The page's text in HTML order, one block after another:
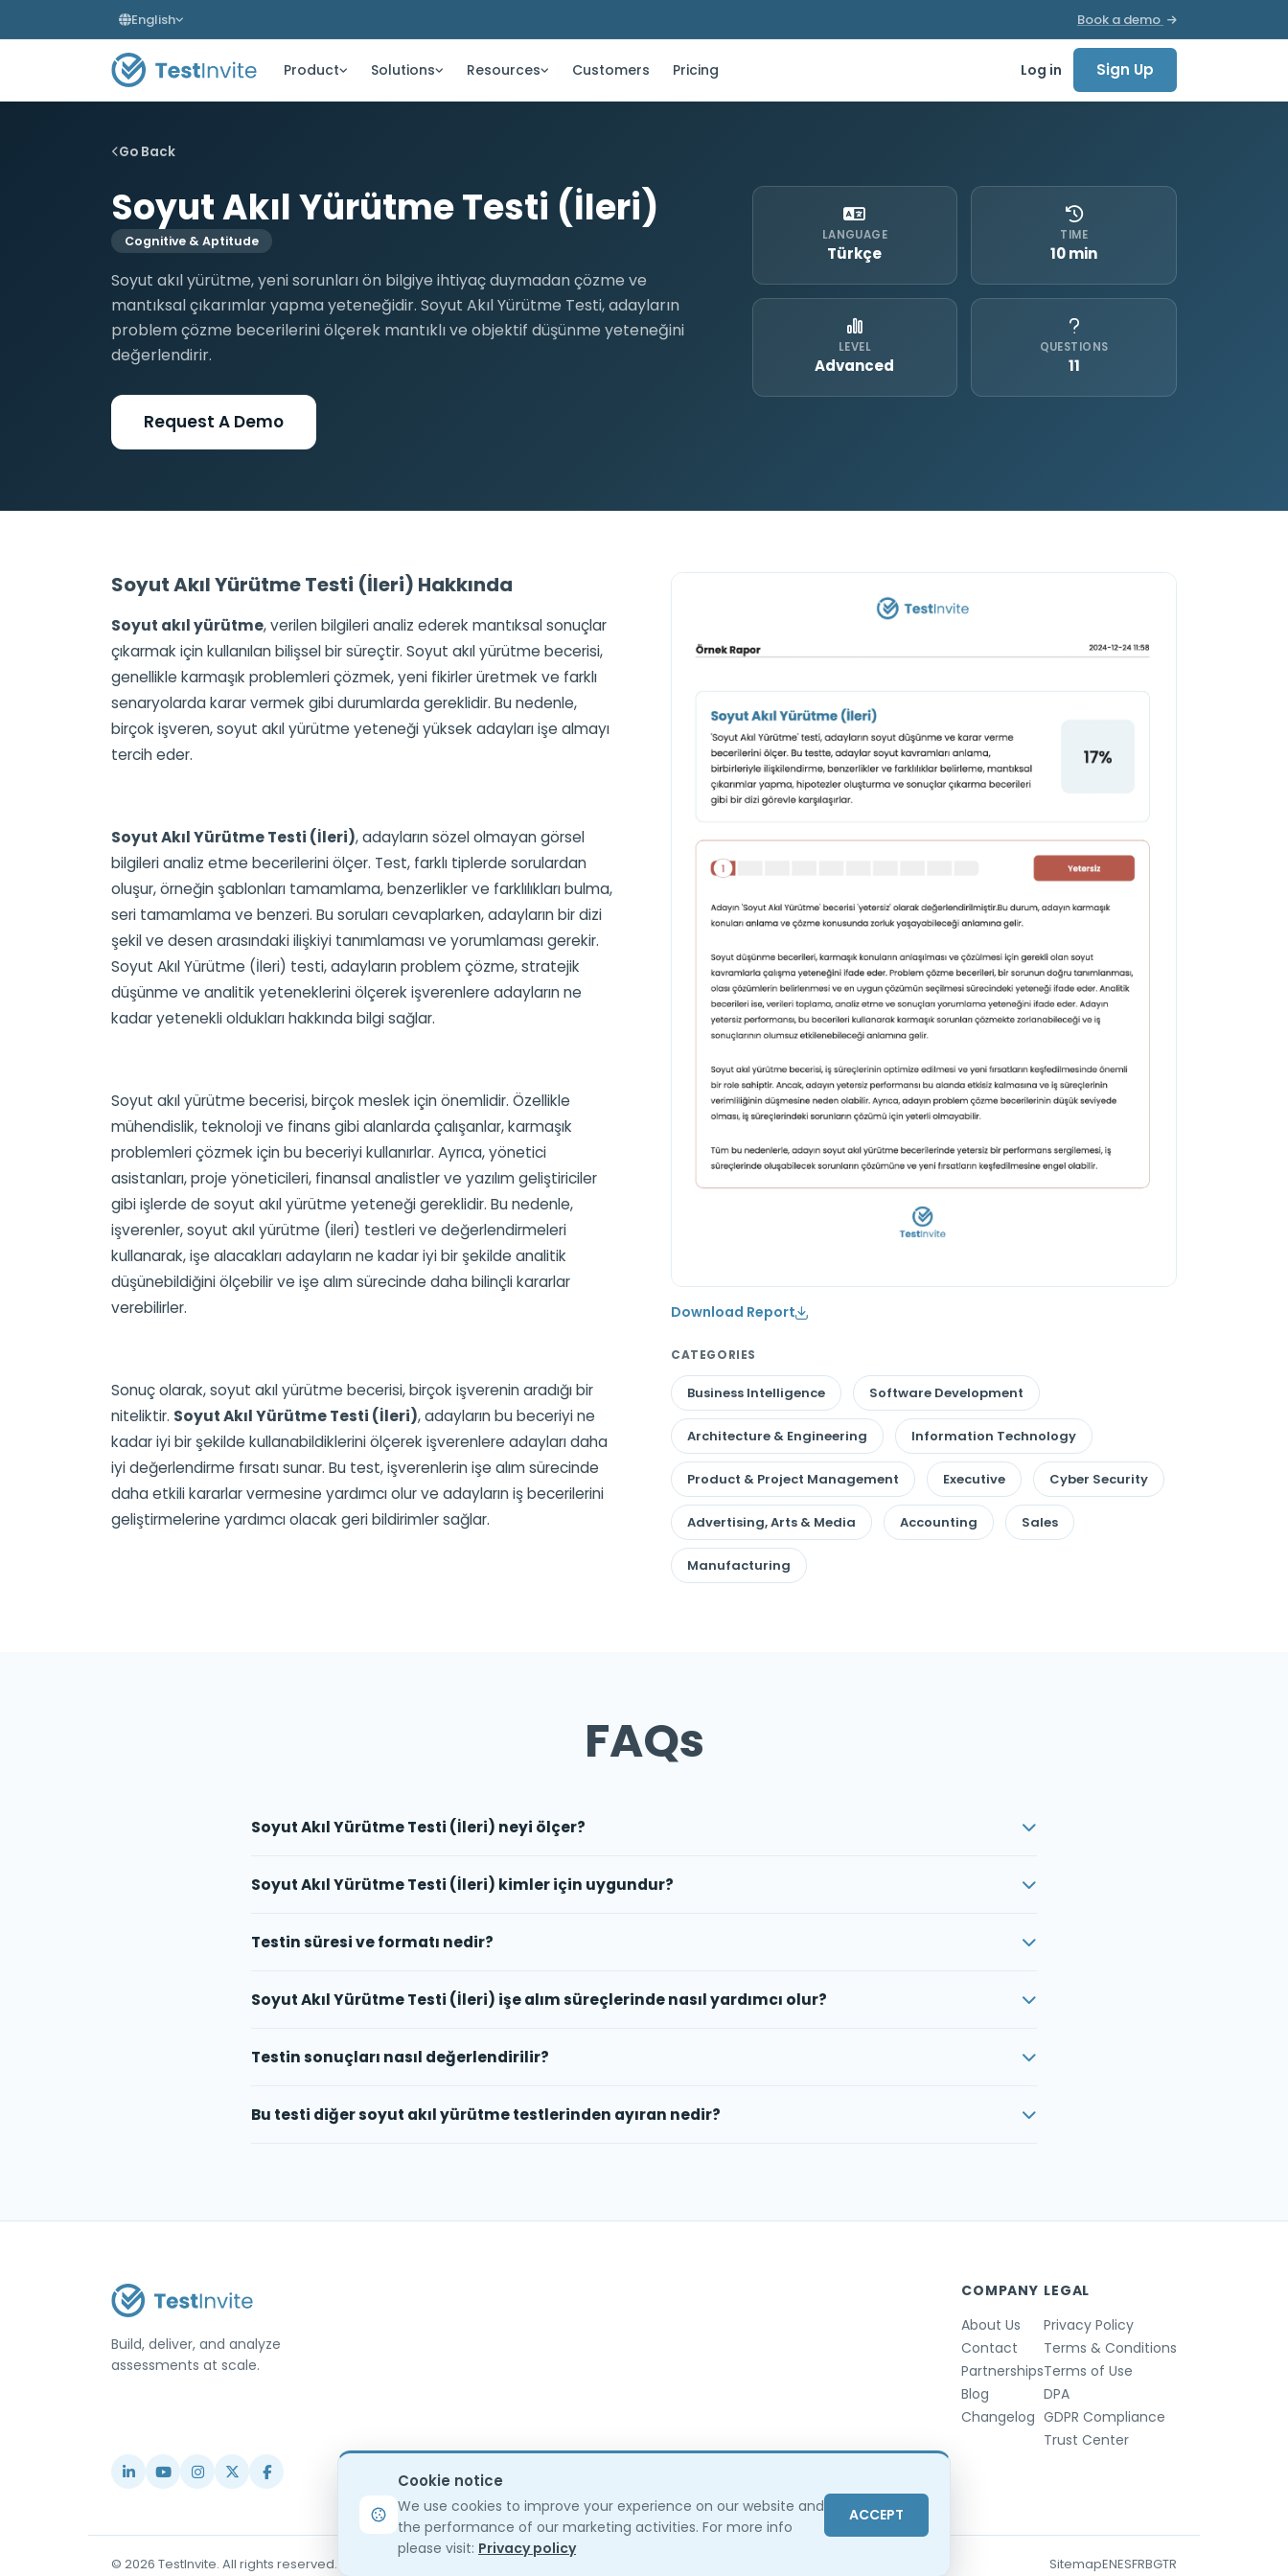
English Book a demo
Product Solutions Resources Customers Pricing Log in Sign Up
Go Back
Soyut Akıl Yürütme Testi (İleri)
Cognitive & Aptitude
Soyut akıl yürütme, yeni sorunları ön bilgiye ihtiyaç duymadan çözme ve
mantıksal çıkarımlar yapma yeteneğidir. Soyut Akıl Yürütme Testi, adayların
problem çözme becerilerini ölçerek mantıklı ve objektif düşünme yeteneğini
değerlendirir.
Request A Demo
LANGUAGE
Türkçe
TIME
10 min
LEVEL
Advanced
QUESTIONS
11
Soyut Akıl Yürütme Testi (İleri) Hakkında
Soyut akıl yürütme, verilen bilgileri analiz ederek mantıksal sonuçlar
çıkarmak için kullanılan bilişsel bir süreçtir. Soyut akıl yürütme becerisi,
genellikle karmaşık problemleri çözmek, yeni fikirler üretmek ve farklı
senaryolarda karar vermek gibi durumlarda gereklidir. Bu nedenle,
birçok işveren, soyut akıl yürütme yeteneği yüksek adayları işe almayı
tercih eder.
Soyut Akıl Yürütme Testi (İleri), adayların sözel olmayan görsel
bilgileri analiz etme becerilerini ölçer. Test, farklı tiplerde sorulardan
oluşur, örneğin şablonları tamamlama, benzerlikler ve farklılıkları bulma,
seri tamamlama ve benzeri. Bu soruları cevaplarken, adayların bir dizi
şekil ve desen arasındaki ilişkiyi tanımlaması ve yorumlaması gerekir.
Soyut Akıl Yürütme (İleri) testi, adayların problem çözme, stratejik
düşünme ve analitik yeteneklerini ölçerek işverenlere adayların ne
kadar yetenekli oldukları hakkında bilgi sağlar.
Soyut akıl yürütme becerisi, birçok meslek için önemlidir. Özellikle
mühendislik, teknoloji ve finans gibi alanlarda çalışanlar, karmaşık
problemleri çözmek için bu beceriyi kullanırlar. Ayrıca, yönetici
asistanları, proje yöneticileri, finansal analistler ve yazılım geliştiriciler
gibi işlerde de soyut akıl yürütme yeteneği gereklidir. Bu nedenle,
işverenler, soyut akıl yürütme (ileri) testleri ve değerlendirmeleri
kullanarak, işe alacakları adayların ne kadar iyi bir şekilde analitik
düşünebildiğini ölçebilir ve işe alım sürecinde daha bilinçli kararlar
verebilirler.
Sonuç olarak, soyut akıl yürütme becerisi, birçok işverenin aradığı bir
niteliktir. Soyut Akıl Yürütme Testi (İleri), adayların bu beceriyi ne
kadar iyi bir şekilde kullanabildiklerini ölçerek işverenlere adayları daha
iyi değerlendirme fırsatı sunar. Bu test, işverenlerin işe alım sürecinde
daha etkili kararlar vermesine yardımcı olur ve adayların iş becerilerini
geliştirmelerine yardımcı olacak geri bildirimler sağlar.
Download Report
CATEGORIES
Business Intelligence Software Development
Architecture & Engineering Information Technology
Product & Project Management Executive Cyber Security
Advertising, Arts & Media Accounting Sales
Manufacturing
FAQs
Soyut Akıl Yürütme Testi (İleri) neyi ölçer?
Soyut Akıl Yürütme Testi (İleri) kimler için uygundur?
Testin süresi ve formatı nedir?
Soyut Akıl Yürütme Testi (İleri) işe alım süreçlerinde nasıl yardımcı olur?
Testin sonuçları nasıl değerlendirilir?
Bu testi diğer soyut akıl yürütme testlerinden ayıran nedir?
Build, deliver, and analyze
assessments at scale.
COMPANY
About Us
Contact
Partnerships
Blog
Changelog
LEGAL
Privacy Policy
Terms & Conditions
Terms of Use
DPA
GDPR Compliance
Trust Center
© 2026 TestInvite. All rights reserved. SitemapENESFRBGTR
Cookie notice
We use cookies to improve your experience on our website and
the performance of our marketing activities. For more info
please visit: Privacy policy
ACCEPT